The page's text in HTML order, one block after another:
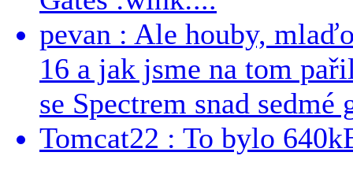
pevan : Ale houby,
16 a jak jsme na tom
se Spectrem snad sedmé
Tomcat22 : To bylo